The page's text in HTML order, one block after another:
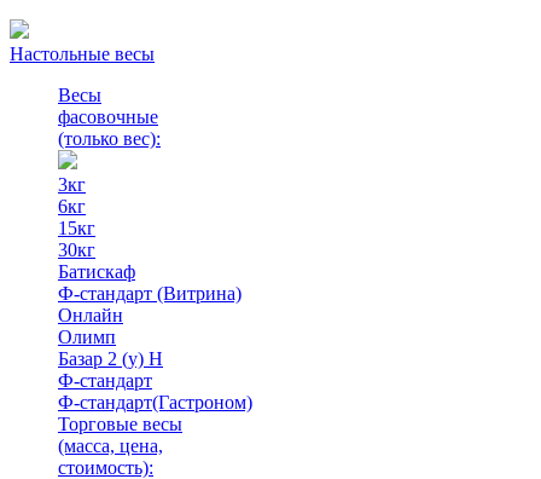
Настольные весы
Весы
фасовочные
(только вес):
3кг
6кг
15кг
30кг
Батискаф
Ф-стандарт (Витрина)
Онлайн
Олимп
Базар 2 (у) Н
Ф-стандарт
Ф-стандарт(Гастроном)
Торговые весы
(масса, цена,
стоимость):